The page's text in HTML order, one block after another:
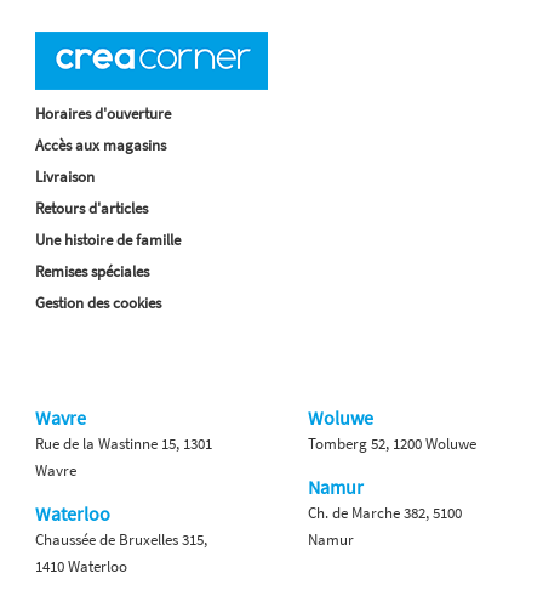
Horaires d'ouverture
Accès aux magasins
Livraison
Retours d'articles
Une histoire de famille
Remises spéciales
Gestion des cookies
Wavre
Rue de la Wastinne 15, 1301
Wavre
Waterloo
Chaussée de Bruxelles 315,
1410 Waterloo
Woluwe
Tomberg 52, 1200 Woluwe
Namur
Ch. de Marche 382, 5100
Namur